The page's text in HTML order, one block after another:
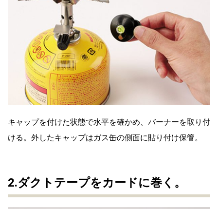
キャップを付けた状態で水平を確かめ、バーナーを取り付
ける。外したキャップはガス缶の側面に貼り付け保管。
2.ダクトテープをカードに巻く。